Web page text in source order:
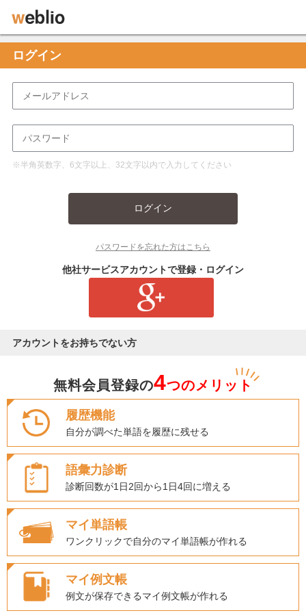
ログイン
※半角英数字、6文字以上、32文字以内で入力してください
ログイン
パスワードを忘れた方はこちら
他社サービスアカウントで登録・ログイン
アカウントをお持ちでない方
無料会員登録の4つのメリット
履歴機能
自分が調べた単語を履歴に残せる
語彙力診断
診断回数が1日2回から1日4回に増える
マイ単語帳
ワンクリックで自分のマイ単語帳が作れる
マイ例文帳
例文が保存できるマイ例文帳が作れる